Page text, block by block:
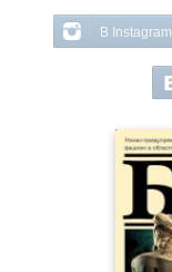
В Instagram